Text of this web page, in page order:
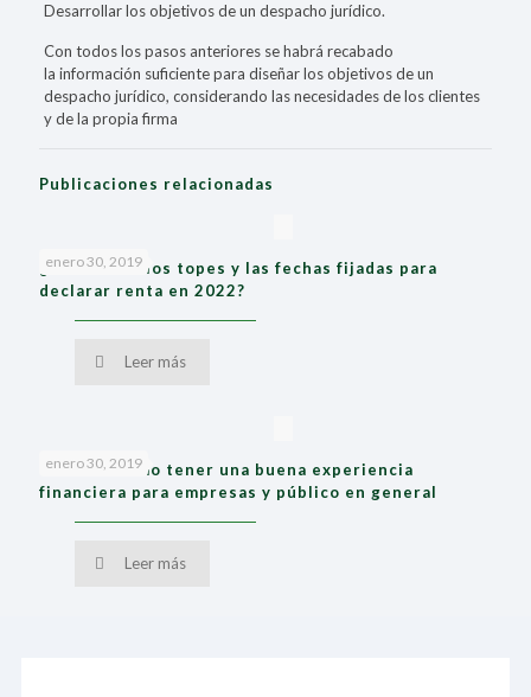
Desarrollar los objetivos de un despacho jurídico.
Con todos los pasos anteriores se habrá recabado
la información suficiente para diseñar los objetivos de un
despacho jurídico, considerando las necesidades de los clientes
y de la propia firma
Publicaciones relacionadas
enero 30, 2019
¿Cuáles son los topes y las fechas fijadas para
declarar renta en 2022?
Leer más
enero 30, 2019
Ideas de cómo tener una buena experiencia
financiera para empresas y público en general
Leer más